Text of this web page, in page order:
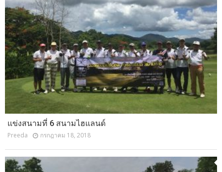
แข่งสนามที่ 6 สนามไฮแลนด์
Preeda กรกฎาคม 18, 2018